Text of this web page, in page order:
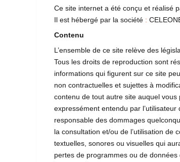
Ce site internet a été conçu et réalisé
Il est hébergé par la société :
Contenu
L’ensemble de ce site relève des
Tous les droits de reproduction sont
informations qui figurent sur ce site
non contractuelles et sujettes à
contenu de tout autre site auquel vous
expressément entendu par l’utilisateur
responsable des dommages
la consultation et/ou de l’utilisation de
textuelles, sonores ou visuelles qui
pertes de programmes ou de données